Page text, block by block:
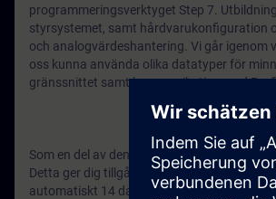
programmeringsverktyget Step 7.
styrsystemet, samt hårdvarukonfiguration
och analogvärdeshantering. Vi går
oss kunna använda olika datatyper för
gränssnittet samt kommunikation med
Som en del av denna utbildning får du
Detta ger dig tillgång till mängder av
automatiskt 14 dagar efter kursens slut.